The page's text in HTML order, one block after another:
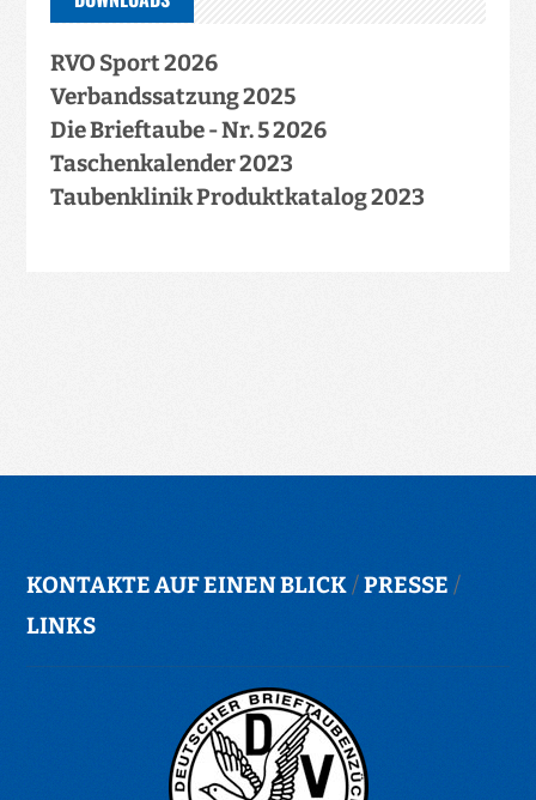
RVO Sport 2026
Verbandssatzung 2025
Die Brieftaube - Nr. 5 2026
Taschenkalender 2023
Taubenklinik Produktkatalog 2023
KONTAKTE AUF EINEN BLICK/PRESSE /
LINKS